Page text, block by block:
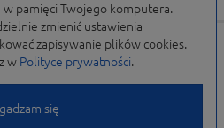
w ramach
oraz budżet
w pamięci Twojego komputera.
zmienić ustawienia
zapisywanie plików cookies.
w Polityce prywatności.
się